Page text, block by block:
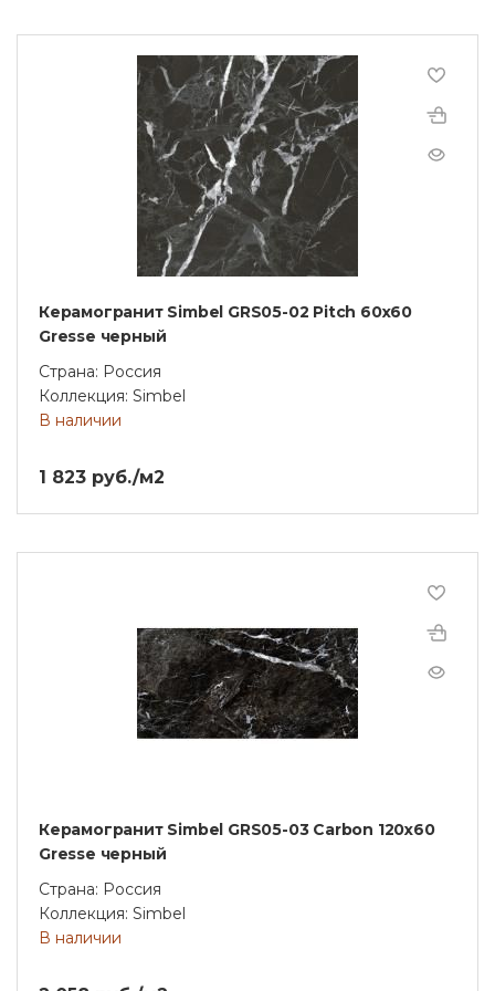
Керамогранит Simbel GRS05-02 Pitch 60x60
Gresse черный
Страна: Россия
Коллекция: Simbel
В наличии
1 823 руб./м2
Керамогранит Simbel GRS05-03 Carbon 120x60
Gresse черный
Страна: Россия
Коллекция: Simbel
В наличии